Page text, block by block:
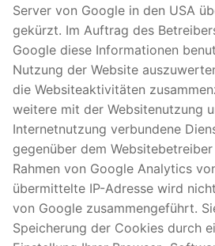
Server von Google in den USA
gekürzt. Im Auftrag des
Google diese Informationen
Nutzung der Website
die Websiteaktivitäten
weitere mit der Websitenutzung
Internetnutzung verbundene
gegenüber dem
Rahmen von Google Analytics
übermittelte IP-Adresse wird
von Google zusammengeführt.
Speicherung der Cookies durch